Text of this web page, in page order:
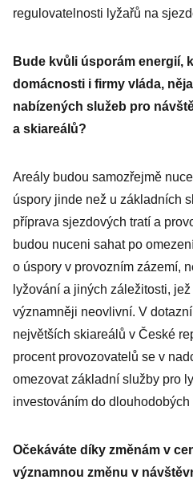
regulovatelnosti lyžařů na
Bude kvůli úsporám energií,
domácnosti i firmy vláda,
nabízených služeb pro
a skiareálů?
Areály budou samozřejmě
úspory jinde než u základních
příprava sjezdových tratí a
budou nuceni sahat po
o úspory v provozním zázemí,
lyžování a jiných záležitosti,
významněji neovlivní. V
největších skiareálů v České
procent provozovatelů se v
omezovat základní služby pro
investováním do
Očekáváte díky změnám v
významnou změnu v